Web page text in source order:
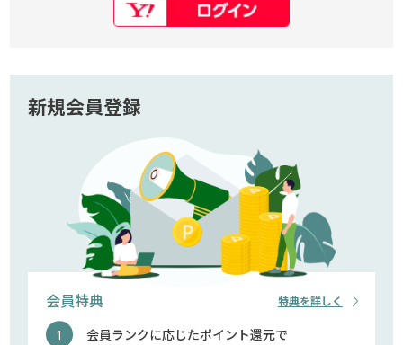
新規会員登録
会員特典
会員ランクに応じたポイント還元で
特典を詳しく